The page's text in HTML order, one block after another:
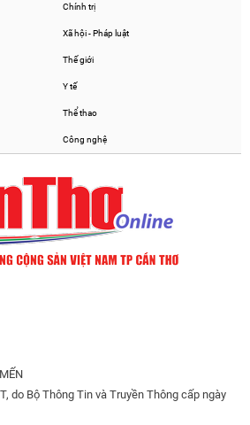
Chính trị
Xã hội - Pháp luật
Thế giới
Y tế
Thể thao
Công nghệ
do Bộ Thông Tin và Truyền Thông cấp ngày